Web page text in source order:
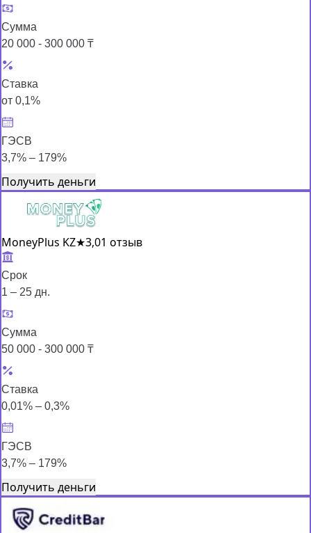
Сумма
20 000 - 300 000 ₸
Ставка
от 0,1%
ГЭСВ
3,7% – 179%
Получить деньги
MoneyPlus KZ★3,01 отзыв
Срок
1 – 25 дн.
Сумма
50 000 - 300 000 ₸
Ставка
0,01% – 0,3%
ГЭСВ
3,7% – 179%
Получить деньги